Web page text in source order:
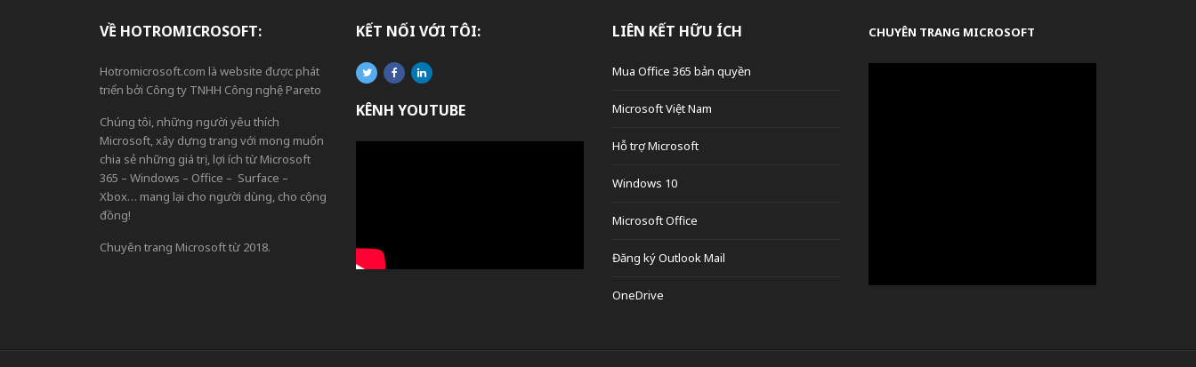
VỀ HOTROMICROSOFT:
Hotromicrosoft.com là website được phát
triển bởi Công ty TNHH Công nghệ Pareto
Chúng tôi, những người yêu thích
Microsoft, xây dựng trang với mong muốn
chia sẻ những giá trị, lợi ích từ Microsoft
365 – Windows – Office – Surface –
Xbox… mang lại cho người dùng, cho cộng
đồng!
Chuyên trang Microsoft từ 2018.
KẾT NỐI VỚI TÔI:
KÊNH YOUTUBE
LIÊN KẾT HỮU ÍCH
Mua Office 365 bản quyền
Microsoft Việt Nam
Hỗ trợ Microsoft
Windows 10
Microsoft Office
Đăng ký Outlook Mail
OneDrive
CHUYÊN TRANG MICROSOFT